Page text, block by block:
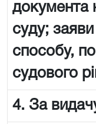
документа
суду;
способу,
судового
4. За